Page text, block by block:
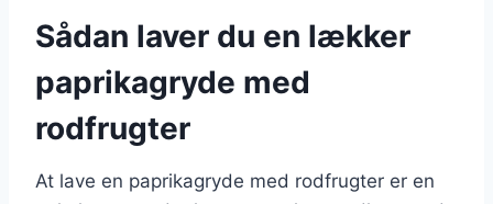
Sådan laver du en lækker
paprikagryde med
rodfrugter
At lave en paprikagryde med rodfrugter er en